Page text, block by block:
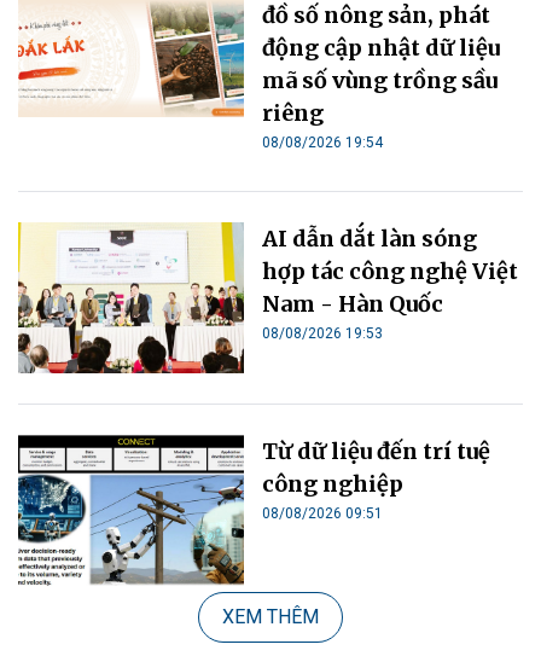
đồ số nông sản, phát
động cập nhật dữ liệu
mã số vùng trồng sầu
riêng
08/08/2026 19:54
AI dẫn dắt làn sóng
hợp tác công nghệ Việt
Nam - Hàn Quốc
08/08/2026 19:53
Từ dữ liệu đến trí tuệ
công nghiệp
08/08/2026 09:51
XEM THÊM